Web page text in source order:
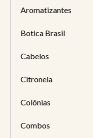
Aromatizantes
Botica Brasil
Cabelos
Citronela
Colônias
Combos